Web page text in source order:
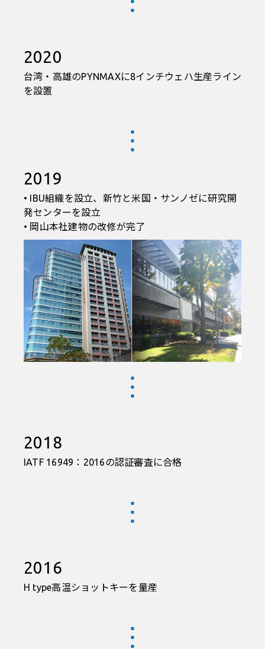
2020
台湾・高雄のPYNMAXに8インチウェハ生産ライン
を設置
2019
• IBU組織を設立、新竹と米国・サンノゼに研究開
発センターを設立
• 岡山本社建物の改修が完了
2018
IATF 16949：2016の認証審査に合格
2016
H type高温ショットキーを量産